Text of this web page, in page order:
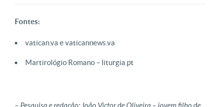
Fontes:
vatican.va e vaticannews.va
Martirológio Romano – liturgia.pt